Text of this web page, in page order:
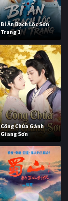
Bí Ẩn Bạch Lộc Sơn
Trang 1
Công Chúa Gánh
Giang Sơn